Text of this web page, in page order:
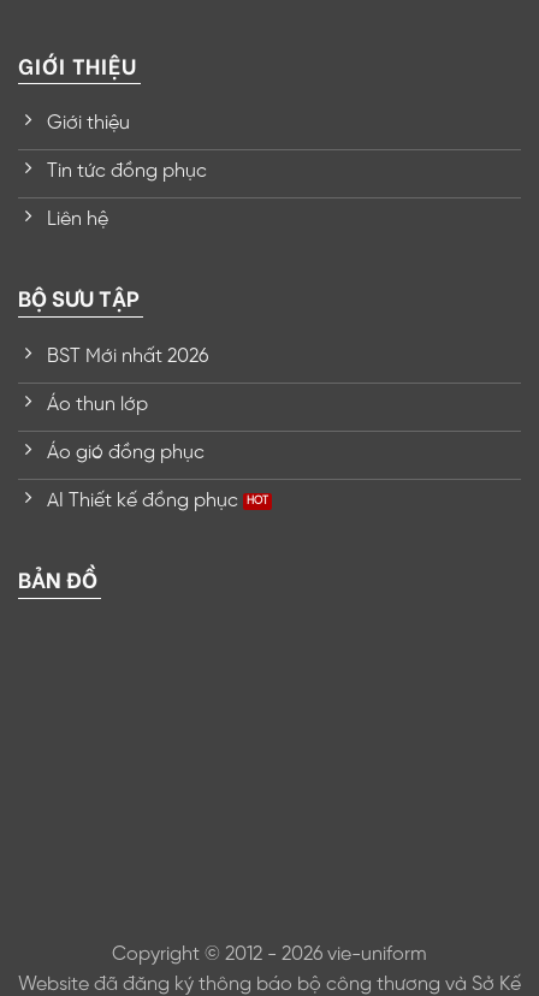
GIỚI THIỆU
Giới thiệu
Tin tức đồng phục
Liên hệ
BỘ SƯU TẬP
BST Mới nhất 2026
Áo thun lớp
Áo gió đồng phục
AI Thiết kế đồng phục
BẢN ĐỒ
Copyright © 2012 - 2026 vie-uniform
Website đã đăng ký thông báo bộ công thương và Sở Kế